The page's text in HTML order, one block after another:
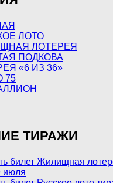
ЛОТО
ЛОТЕРЕЯ
ПОДКОВА
«6 ИЗ 36»
75
ТИРАЖИ
билет Жилищная
июля